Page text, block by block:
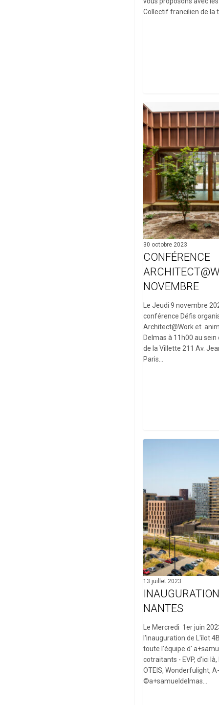
Collectif francilien de la
Conférence
Architect@Work
–
novembre
30 octobre 2023
CONFÉRENCE
NOVEMBRE
Le Jeudi 9 novembre
conférence Défis
Architect@Work et
Delmas à 11h00 au
de la Villette 211 Av.
Paris…
13 juillet 2023
NANTES
Le Mercredi 1er juin
l'inauguration de L'îlot
toute l'équipe d'
cotraitants - EVP, d'ici là,
OTEIS, Wonderfulight,
©a+samueldelmas…